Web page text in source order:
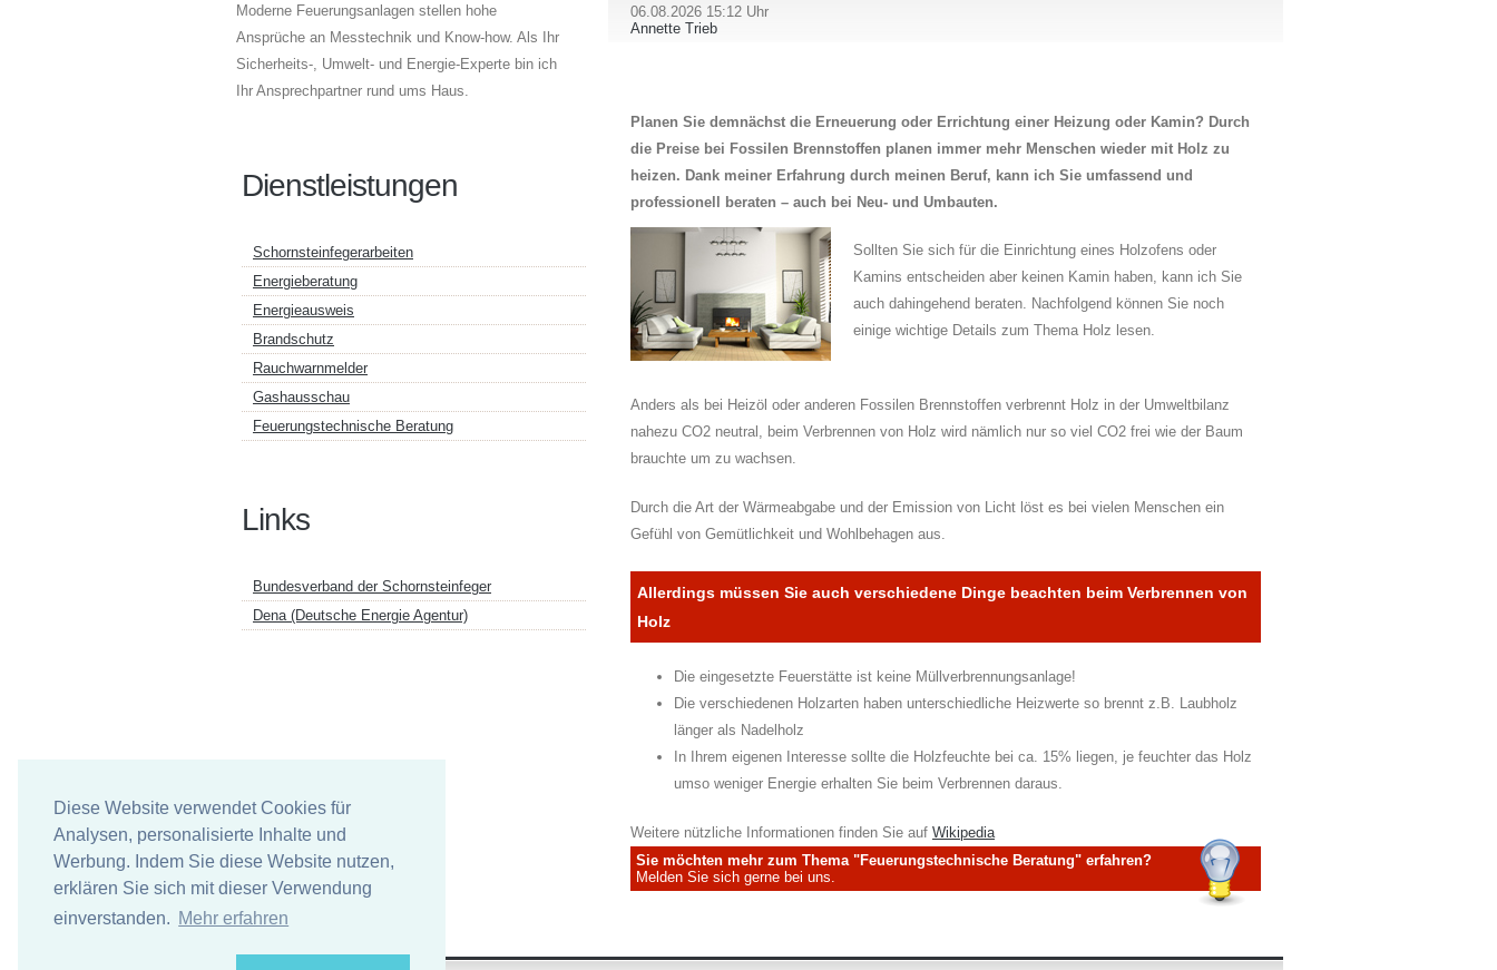
Diese Website verwendet Cookies für
Analysen, personalisierte Inhalte und
Werbung. Indem Sie diese Website nutzen,
erklären Sie sich mit dieser Verwendung
einverstanden. Mehr erfahren
06.08.2026 15:12 Uhr
Annette Trieb
Planen Sie demnächst die Erneuerung oder Errichtung einer Heizung oder Kamin? Durch
die Preise bei Fossilen Brennstoffen planen immer mehr Menschen wieder mit Holz zu
heizen. Dank meiner Erfahrung durch meinen Beruf, kann ich Sie umfassend und
professionell beraten – auch bei Neu- und Umbauten.
Sollten Sie sich für die Einrichtung eines Holzofens oder
Kamins entscheiden aber keinen Kamin haben, kann ich Sie
auch dahingehend beraten. Nachfolgend können Sie noch
einige wichtige Details zum Thema Holz lesen.
Anders als bei Heizöl oder anderen Fossilen Brennstoffen verbrennt Holz in der Umweltbilanz
nahezu CO2 neutral, beim Verbrennen von Holz wird nämlich nur so viel CO2 frei wie der Baum
brauchte um zu wachsen.
Durch die Art der Wärmeabgabe und der Emission von Licht löst es bei vielen Menschen ein
Gefühl von Gemütlichkeit und Wohlbehagen aus.
Allerdings müssen Sie auch verschiedene Dinge beachten beim Verbrennen von
Holz
Die eingesetzte Feuerstätte ist keine Müllverbrennungsanlage!
Die verschiedenen Holzarten haben unterschiedliche Heizwerte so brennt z.B. Laubholz
länger als Nadelholz
In Ihrem eigenen Interesse sollte die Holzfeuchte bei ca. 15% liegen, je feuchter das Holz
umso weniger Energie erhalten Sie beim Verbrennen daraus.
Weitere nützliche Informationen finden Sie auf Wikipedia
Sie möchten mehr zum Thema "Feuerungstechnische Beratung" erfahren?
Melden Sie sich gerne bei uns.
Moderne Feuerungsanlagen stellen hohe
Ansprüche an Messtechnik und Know-how. Als Ihr
Sicherheits-, Umwelt- und Energie-Experte bin ich
Ihr Ansprechpartner rund ums Haus.
Dienstleistungen
Schornsteinfegerarbeiten
Energieberatung
Energieausweis
Brandschutz
Rauchwarnmelder
Gashausschau
Feuerungstechnische Beratung
Links
Bundesverband der Schornsteinfeger
Dena (Deutsche Energie Agentur)